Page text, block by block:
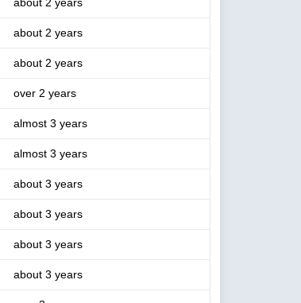
about 2 years
about 2 years
over 2 years
almost 3 years
almost 3 years
about 3 years
about 3 years
about 3 years
about 3 years